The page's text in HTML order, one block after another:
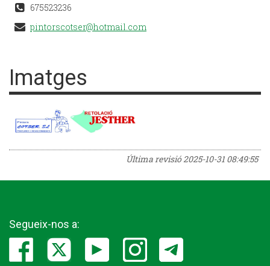
675523236
pintorscotser@hotmail.com
Imatges
Última revisió2025-10-31 08:49:55
Segueix-nos a: